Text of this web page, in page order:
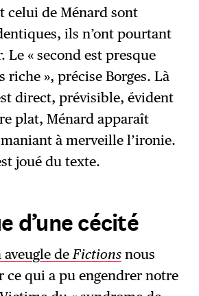
celui de Ménard sont
ils n’ont pourtant
Le « second est presque
», précise Borges. Là
direct, prévisible, évident
plat, Ménard apparaît
à merveille l’ironie.
joué du texte.
d’une cécité
aveugle deFictions nous
ce qui a pu engendrer notre